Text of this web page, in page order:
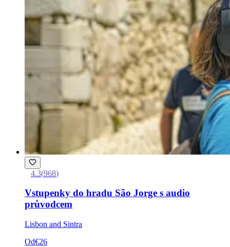
4.3(968)
Vstupenky do hradu São Jorge s audio
průvodcem
Lisbon and Sintra
Od€26